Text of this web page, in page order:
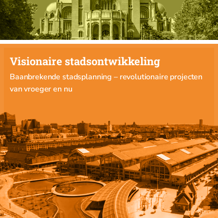
Visionaire stadsontwikkeling
Baanbrekende stadsplanning – revolutionaire projecten
van vroeger en nu